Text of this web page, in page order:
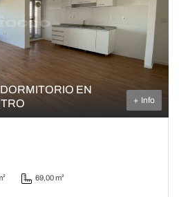
EN
+ Info
69,00 m²